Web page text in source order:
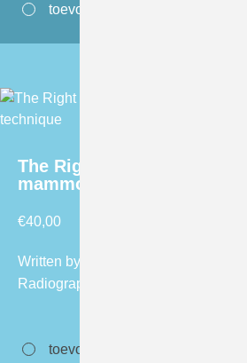
toevoegen aan winkelwagen
The Right Focus; Manual on
mammography positioning
€40,00
Written by Cary van Landsveld-
Radiographer LRCB. ISBN:
toevoegen aan winkelwagen